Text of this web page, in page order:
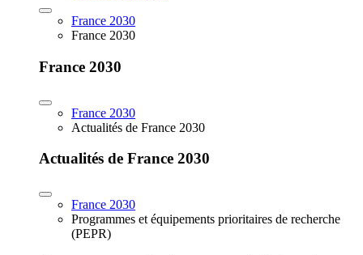
France 2030
France 2030
France 2030
France 2030
Actualités de France 2030
Actualités de France 2030
France 2030
Programmes et équipements prioritaires de recherche
(PEPR)